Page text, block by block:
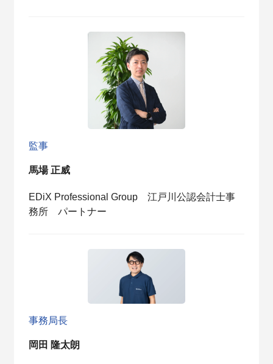
監事
馬場 正威
EDiX Professional Group 江戸川公認会計士事
務所 パートナー
事務局長
岡田 隆太朗